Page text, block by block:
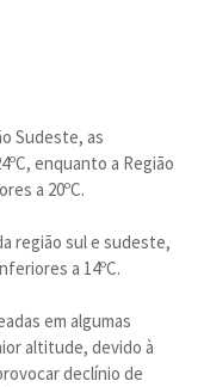
Sudeste, as
enquanto a Região
a 20ºC.
região sul e sudeste,
a 14ºC.
em algumas
altitude, devido à
declínio de